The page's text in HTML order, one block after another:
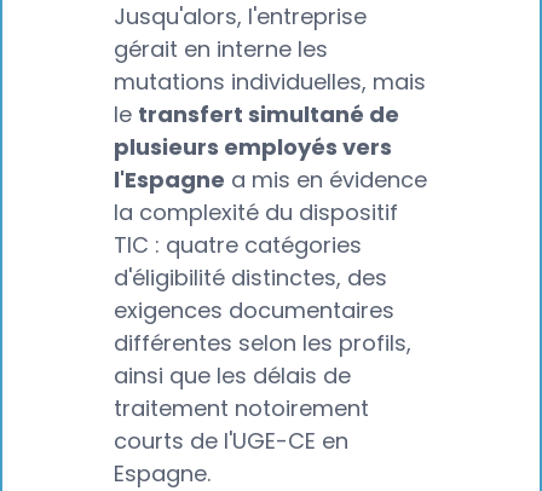
Jusqu'alors, l'entreprise
gérait en interne les
mutations individuelles, mais
le transfert simultané de
plusieurs employés vers
l'Espagne a mis en évidence
la complexité du dispositif
TIC : quatre catégories
d'éligibilité distinctes, des
exigences documentaires
différentes selon les profils,
ainsi que les délais de
traitement notoirement
courts de l'UGE-CE en
Espagne.